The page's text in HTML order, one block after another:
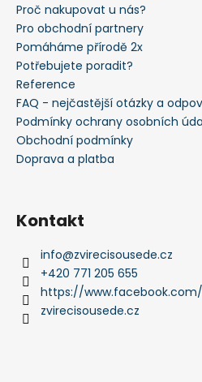
Proč nakupovat u nás?
Pro obchodní partnery
Pomáháme přírodě 2x
Potřebujete poradit?
Reference
FAQ - nejčastější otázky a
Podmínky ochrany osobních
Obchodní podmínky
Doprava a platba
Kontakt
info@zvirecisousede.cz
+420 771 205 655
https://
zvirecisousede.cz